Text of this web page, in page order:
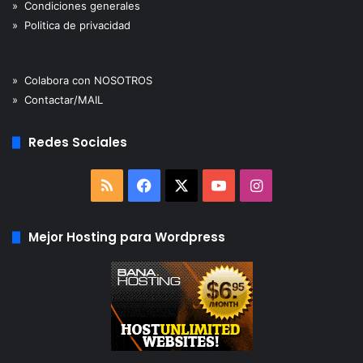
» Condiciones generales
» Politica de privacidad
» Colabora con NOSOTROS
» Contactar/MAIL
Redes Sociales
RSS Facebook YouTubeInstagram
Mejor Hosting para Wordpress